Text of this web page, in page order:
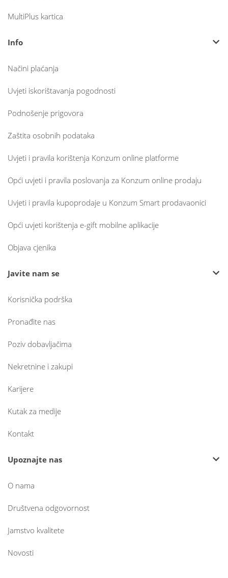
MultiPlus kartica
Info
Načini plaćanja
Uvjeti iskorištavanja pogodnosti
Podnošenje prigovora
Zaštita osobnih podataka
Uvjeti i pravila korištenja Konzum online platforme
Opći uvjeti i pravila poslovanja za Konzum online prodaju
Uvjeti i pravila kupoprodaje u Konzum Smart prodavaonici
Opći uvjeti korištenja e-gift mobilne aplikacije
Objava cjenika
Javite nam se
Korisnička podrška
Pronađite nas
Poziv dobavljačima
Nekretnine i zakupi
Karijere
Kutak za medije
Kontakt
Upoznajte nas
O nama
Društvena odgovornost
Jamstvo kvalitete
Novosti